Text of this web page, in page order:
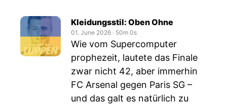
Kleidungsstil: Oben Ohne
01. June 2026 ‧ 50m 0s
Wie vom Supercomputer
prophezeit, lautete das Finale
zwar nicht 42, aber immerhin
FC Arsenal gegen Paris SG –
und das galt es natürlich zu